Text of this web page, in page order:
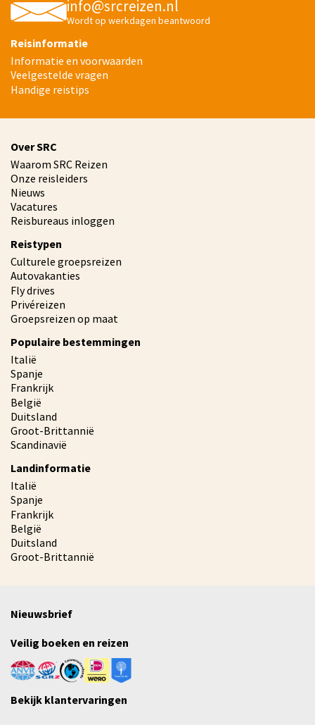
info@srcreizen.nl
Wordt op werkdagen beantwoord
Reisinformatie
Informatie en voorwaarden
Veelgestelde vragen
Handige reistips
Over SRC
Waarom SRC Reizen
Onze reisleiders
Nieuws
Vacatures
Reisbureaus inloggen
Reistypen
Culturele groepsreizen
Autovakanties
Fly drives
Privéreizen
Groepsreizen op maat
Populaire bestemmingen
Italië
Spanje
Frankrijk
België
Duitsland
Groot-Brittannië
Scandinavië
Landinformatie
Italië
Spanje
Frankrijk
België
Duitsland
Groot-Brittannië
Nieuwsbrief
Veilig boeken en reizen
Bekijk klantervaringen